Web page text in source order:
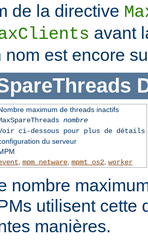
de la directive
avant
nom est encore
maximum de threads inactifs
nombre
ci-dessous pour plus de détails
du serveur
mpm_netware, mpmt_os2, worker
nombre
utilisent cette
manières.